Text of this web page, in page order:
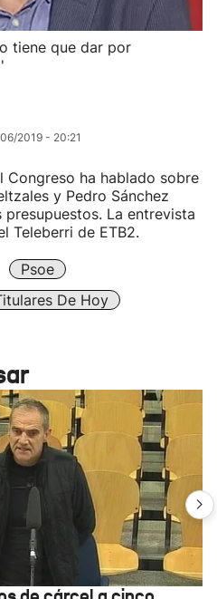
tiene que dar por
2019 - 20:21
Congreso ha hablado sobre
y Pedro Sánchez
La entrevista
Teleberri de ETB2.
Psoe
De Hoy